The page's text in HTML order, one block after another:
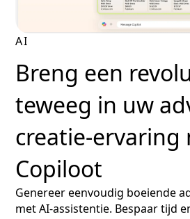
AI
Breng een
teweeg in uw
creatie-ervaring
Copiloot
Genereer eenvoudig boeiende
met AI-assistentie. Bespaar tijd